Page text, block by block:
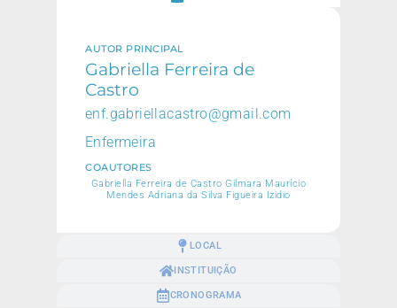
LOCAL
INSTITUIÇÃO
CRONOGRAMA
AUTOR PRINCIPAL
Gabriella Ferreira de
Castro
enf.gabriellacastro@gmail.com
Enfermeira
COAUTORES
Gabriella Ferreira de Castro Gilmara Maurício
Mendes Adriana da Silva Figueira Izidio